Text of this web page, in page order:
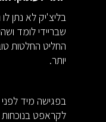
בליצ'יק לא נתן
שבריידי לומד
החליט החלטות
יותר.
בפגישה מיד
לקראפט